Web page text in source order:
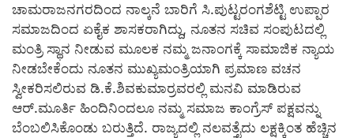
ಚಾಮರಾಜನಗರದಿಂದ ನಾಲ್ಕನೆ ಬಾರಿಗೆ ಸಿ.ಪುಟ್ಟರಂಗಶೆಟ್ಟಿ ಉಪ್ಪಾರ
ಸಮಾಜದಿಂದ ಏಕೈಕ ಶಾಸಕರಾಗಿದ್ದು, ನೂತನ ಸಚಿವ ಸಂಪುಟದಲ್ಲಿ
ಮಂತ್ರಿ ಸ್ಥಾನ ನೀಡುವ ಮೂಲಕ ನಮ್ಮ ಜನಾಂಗಕ್ಕೆ ಸಾಮಾಜಿಕ ನ್ಯಾಯ
ನೀಡಬೇಕೆಂದು ನೂತನ ಮುಖ್ಯಮಂತ್ರಿಯಾಗಿ ಪ್ರಮಾಣ ವಚನ
ಸ್ವೀಕರಿಸಲಿರುವ ಡಿ.ಕೆ.ಶಿವಕುಮಾರ್‍ರವರಲ್ಲಿ ಮನವಿ ಮಾಡಿರುವ
ಆರ್.ಮೂರ್ತಿ ಹಿಂದಿನಿಂದಲೂ ನಮ್ಮ ಸಮಾಜ ಕಾಂಗ್ರೆಸ್ ಪಕ್ಷವನ್ನು
ಬೆಂಬಲಿಸಿಕೊಂಡು ಬರುತ್ತಿದೆ. ರಾಜ್ಯದಲ್ಲಿ ನಲವತ್ತೈದು ಲಕ್ಷಕ್ಕಿಂತ ಹೆಚ್ಚಿನ